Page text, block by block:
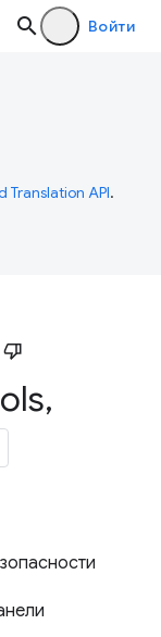
Войти
Translation API.
,